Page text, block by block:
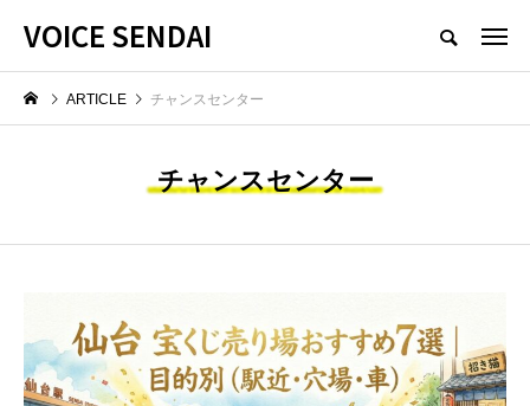
VOICE SENDAI
ARTICLE チャンスセンター
チャンスセンター